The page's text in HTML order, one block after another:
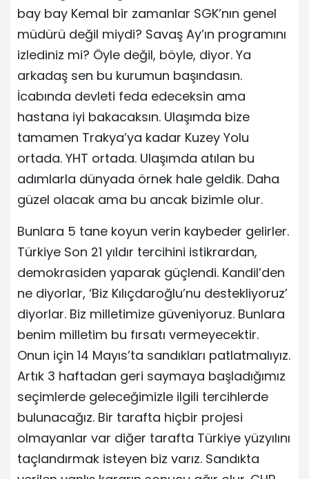
bay bay Kemal bir zamanlar SGK’nın genel
müdürü değil miydi? Savaş Ay’ın programını
izlediniz mi? Öyle değil, böyle, diyor. Ya
arkadaş sen bu kurumun başındasın.
İcabında devleti feda edeceksin ama
hastana iyi bakacaksın. Ulaşımda bize
tamamen Trakya’ya kadar Kuzey Yolu
ortada. YHT ortada. Ulaşımda atılan bu
adımlarla dünyada örnek hale geldik. Daha
güzel olacak ama bu ancak bizimle olur.
Bunlara 5 tane koyun verin kaybeder gelirler.
Türkiye Son 21 yıldır tercihini istikrardan,
demokrasiden yaparak güçlendi. Kandil’den
ne diyorlar, ‘Biz Kılıçdaroğlu’nu destekliyoruz’
diyorlar. Biz milletimize güveniyoruz. Bunlara
benim milletim bu fırsatı vermeyecektir.
Onun için 14 Mayıs’ta sandıkları patlatmalıyız.
Artık 3 haftadan geri saymaya başladığımız
seçimlerde geleceğimizle ilgili tercihlerde
bulunacağız. Bir tarafta hiçbir projesi
olmayanlar var diğer tarafta Türkiye yüzyılını
taçlandırmak isteyen biz varız. Sandıkta